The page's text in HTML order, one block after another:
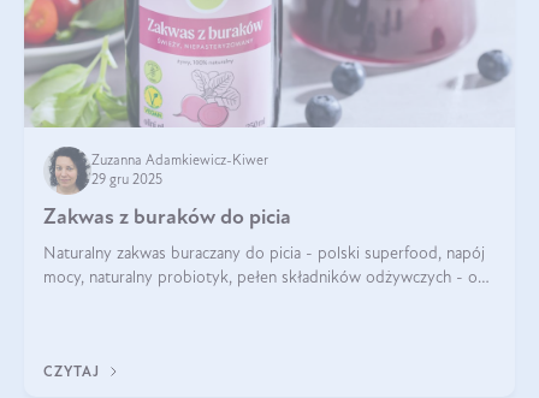
Zuzanna Adamkiewicz-Kiwer
29 gru 2025
Zakwas z buraków do picia
Naturalny zakwas buraczany do picia - polski superfood, napój
mocy, naturalny probiotyk, pełen składników odżywczych - o
CZYTAJ